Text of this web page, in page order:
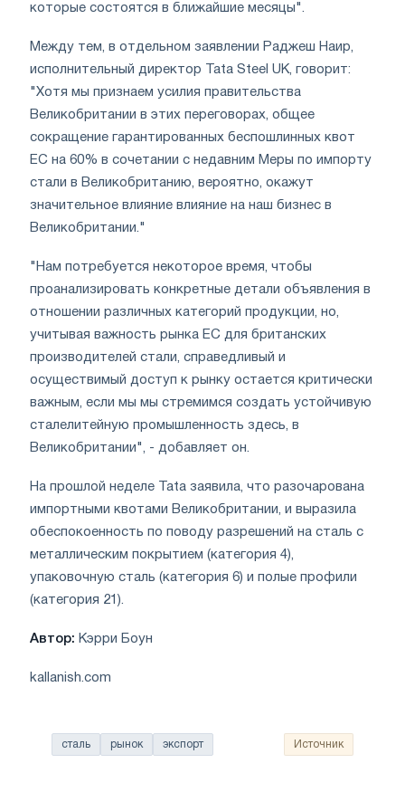
которые состоятся в ближайшие месяцы".
Между тем, в отдельном заявлении Раджеш Наир,
исполнительный директор Tata Steel UK, говорит:
"Хотя мы признаем усилия правительства
Великобритании в этих переговорах, общее
сокращение гарантированных беспошлинных квот
ЕС на 60% в сочетании с недавним Меры по импорту
стали в Великобританию, вероятно, окажут
значительное влияние влияние на наш бизнес в
Великобритании."
"Нам потребуется некоторое время, чтобы
проанализировать конкретные детали объявления в
отношении различных категорий продукции, но,
учитывая важность рынка ЕС для британских
производителей стали, справедливый и
осуществимый доступ к рынку остается критически
важным, если мы мы стремимся создать устойчивую
сталелитейную промышленность здесь, в
Великобритании", - добавляет он.
На прошлой неделе Tata заявила, что разочарована
импортными квотами Великобритании, и выразила
обеспокоенность по поводу разрешений на сталь с
металлическим покрытием (категория 4),
упаковочную сталь (категория 6) и полые профили
(категория 21).
Автор: Кэрри Боун
kallanish.com
сталь рынок экспорт Источник